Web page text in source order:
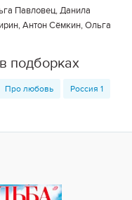
Павловец, Данила
Антон Сёмкин, Ольга
подборках
Про любовь Россия 1